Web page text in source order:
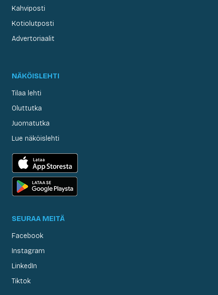
Kahviposti
Kotiolutposti
Advertoriaalit
NÄKÖISLEHTI
Tilaa lehti
Oluttutka
Juomatutka
Lue näköislehti
SEURAA MEITÄ
Facebook
Instagram
LinkedIn
Tiktok